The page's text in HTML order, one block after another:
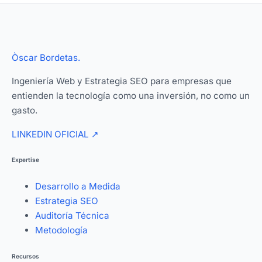
Òscar Bordetas.
Ingeniería Web y Estrategia SEO para empresas que
entienden la tecnología como una inversión, no como un
gasto.
LINKEDIN OFICIAL ↗
Expertise
Desarrollo a Medida
Estrategia SEO
Auditoría Técnica
Metodología
Recursos